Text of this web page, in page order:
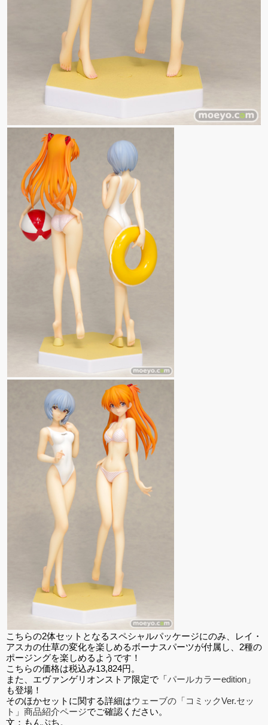
こちらの2体セットとなるスペシャルパッケージにのみ、レイ・
アスカの仕草の変化を楽しめるボーナスパーツが付属し、2種の
ポージングを楽しめるようです！
こちらの価格は税込み13,824円。
また、エヴァンゲリオンストア限定で「パールカラーedition 」
も登場！
そのほかセットに関する詳細はウェーブの「コミックVer.セッ
ト」商品紹介ページでご確認ください。
文：もんぷち。